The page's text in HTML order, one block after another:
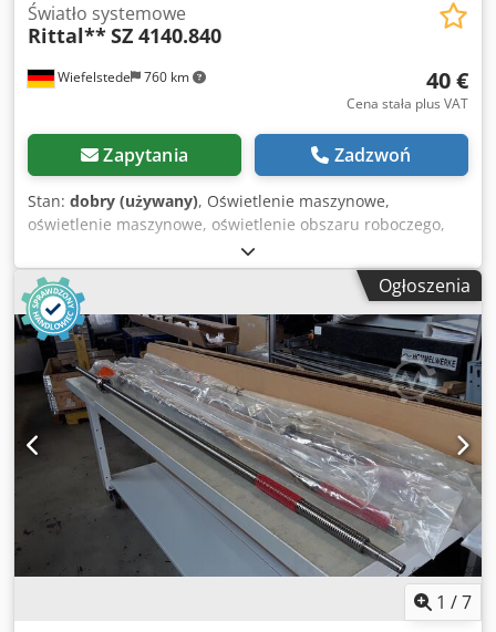
Wiefelstede 760 km
Światło systemowe
Rittal**SZ 4140.840
40 €
Cena stała plus VAT
Zapytania Zadzwoń
Stan: dobry (używany), Oświetlenie maszynowe,
oświetlenie maszynowe, oświetlenie obszaru roboczego,
oświetlenie systemowe, oświetlenie kompaktowe -
Producent: Rittal, światło systemowe LED SZ 4140.840 -
Cena: za sztukę Dkjdjfmm Ddjpfx Akqsr -Liczba: 3 szt. -
Wymiary: 525/50/H30 mm -Waga: 0,4 kg/szt.
Ogłoszenia
1 /7